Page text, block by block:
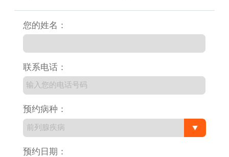
您的姓名：
联系电话：
预约病种：
预约日期：